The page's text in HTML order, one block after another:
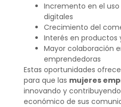
Incremento en el
digitales
Crecimiento del
Interés en productos
Mayor colaboración
emprendedoras
Estas oportunidades
para que las mujeres
innovando y
económico de sus